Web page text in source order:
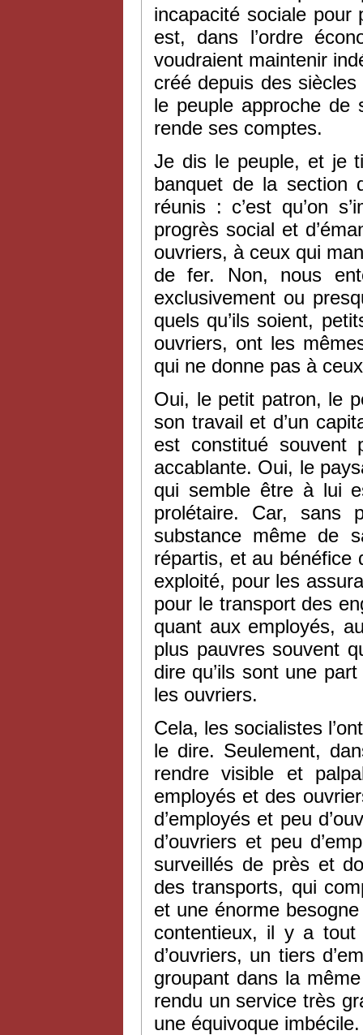
incapacité sociale pour
est, dans l’ordre
voudraient maintenir
créé depuis des
le peuple approche de
rende ses comptes.
Je dis le peuple, et je
banquet de la section
réunis : c’est qu’on
progrès social et
ouvriers, à ceux qui
de fer. Non, nous
exclusivement ou
quels qu’ils soient,
ouvriers, ont les
qui ne donne pas à
Oui, le petit patron, le
son travail et d’un
est constitué
accablante. Oui, le
qui semble être à lui
prolétaire. Car, sans
substance même de
répartis, et au bénéfice
exploité, pour les
pour le transport des
quant aux employés,
plus pauvres souvent
dire qu’ils sont une
les ouvriers.
Cela, les socialistes
le dire. Seulement,
rendre visible et
employés et des
d’employés et peu
d’ouvriers et peu
surveillés de près et
des transports, qui
et une énorme
contentieux, il y a tout
d’ouvriers, un tiers
groupant dans la
rendu un service très
une équivoque imbécile.